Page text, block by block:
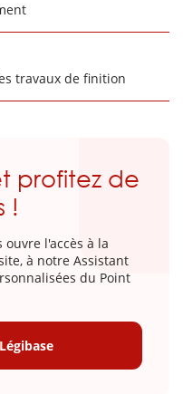
travaux de finition
profitez de
!
ouvre l'accès à la
à notre Assistant
du Point